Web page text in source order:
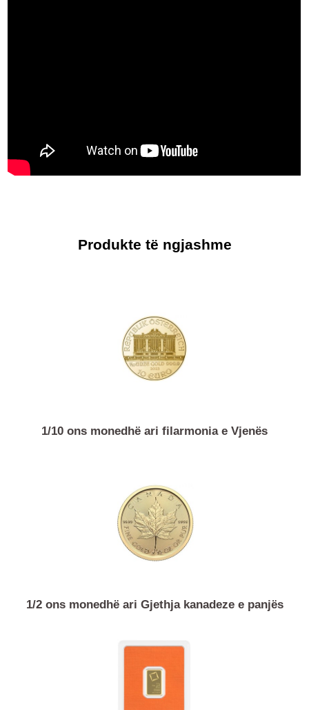
Produkte të ngjashme
1/10 ons monedhë ari filarmonia e Vjenës
1/2 ons monedhë ari Gjethja kanadeze e panjës